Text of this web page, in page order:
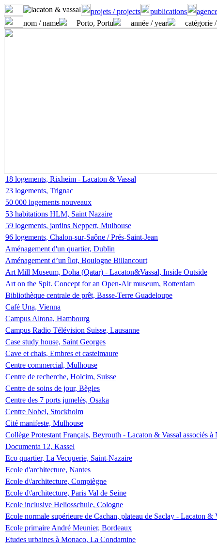
projets / projects publications
nom / name
Porto, Portu année / year catégorie
18 logements, Rixheim - Lacaton & Vassal
23 logements, Trignac
50 000 logements nouveaux
53 habitations HLM, Saint Nazaire
59 logements, jardins Neppert, Mulhouse
96 logements, Chalon-sur-Saône / Prés-Saint-Jean
Aménagement d'un quartier, Dublin
Aménagement d’un îlot, Boulogne Billancourt
Art Mill Museum, Doha (Qatar) - Lacaton&Vassal, Inside Outside
Art on the Spit. Concept for an Open-Air museum, Rotterdam
Bibliothèque centrale de prêt, Basse-Terre Guadeloupe
Café Una, Vienna
Campus Altona, Hambourg
Campus Radio Télévision Suisse, Lausanne
Case study house, Saint Georges
Cave et chais, Embres et castelmaure
Centre commercial, Mulhouse
Centre de recherche, Holcim, Suisse
Centre de soins de jour, Bègles
Centre des 7 ports jumelés, Osaka
Centre Nobel, Stockholm
Cité manifeste, Mulhouse
Collège Protestant Français, Beyrouth - Lacaton & Vassal associés
Documenta 12, Kassel
Eco quartier, La Vecquerie, Saint-Nazaire
Ecole d'architecture, Nantes
Ecole d\'architecture, Compiègne
Ecole d\'architecture, Paris Val de Seine
Ecole inclusive Heliosschule, Cologne
Ecole normale supérieure de Cachan, plateau de Saclay - Lacaton &
Ecole primaire André Meunier, Bordeaux
Etudes urbaines à Monaco, La Condamine